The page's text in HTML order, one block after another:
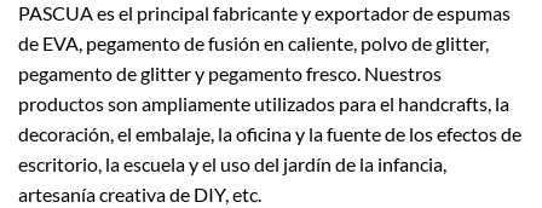
PASCUA es el principal fabricante y exportador de espumas
de EVA, pegamento de fusión en caliente, polvo de glitter,
pegamento de glitter y pegamento fresco. Nuestros
productos son ampliamente utilizados para el handcrafts, la
decoración, el embalaje, la oficina y la fuente de los efectos de
escritorio, la escuela y el uso del jardín de la infancia,
artesanía creativa de DIY, etc.